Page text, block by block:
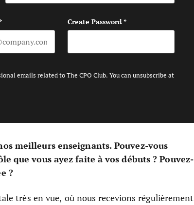
Create Password*
emails related to The CPO Club. You can unsubscribe at
meilleurs enseignants. Pouvez-vous
que vous ayez faite à vos débuts ? Pouvez-
?
très en vue, où nous recevions régulièrement